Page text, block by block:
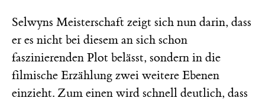
Selwyns Meisterschaft zeigt sich nun darin, dass
er es nicht bei diesem an sich schon
faszinierenden Plot belässt, sondern in die
filmische Erzählung zwei weitere Ebenen
einzieht. Zum einen wird schnell deutlich, dass